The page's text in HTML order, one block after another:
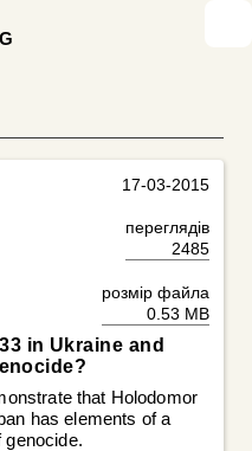
17-03-2015
переглядів
2485
розмір файла
0.53 MB
in Ukraine and
that Holodomor
has elements of a
genocide.